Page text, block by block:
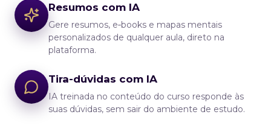
Resumos com IA
Gere resumos, e‑books e mapas mentais
personalizados de qualquer aula, direto na
plataforma.
Tira-dúvidas com IA
IA treinada no conteúdo do curso responde às
suas dúvidas, sem sair do ambiente de estudo.